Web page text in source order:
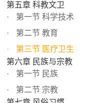
第五章 科教文卫
第一节 科学技术
第二节 教育
第三节 医疗卫生
第六章 民族与宗教
第一节 民族
第二节 宗教